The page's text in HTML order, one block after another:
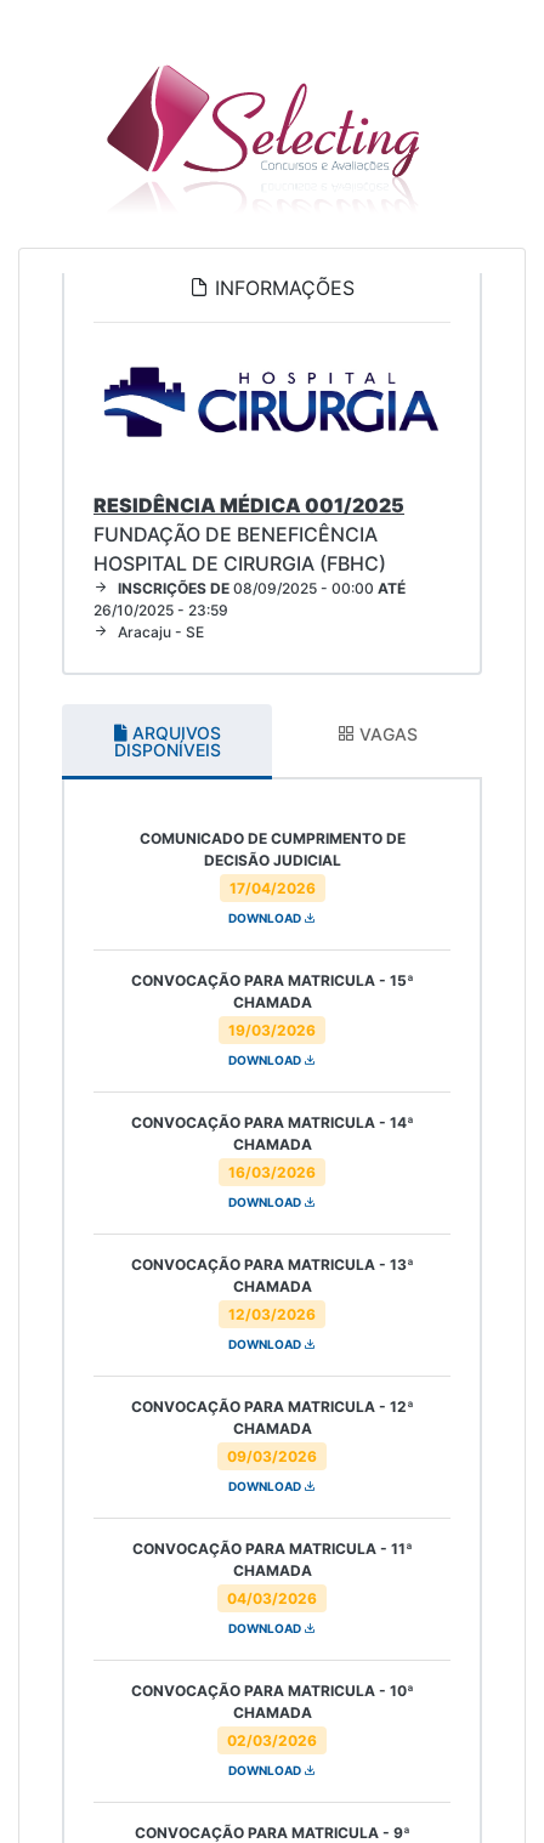
INFORMAÇÕES
RESIDÊNCIA MÉDICA 001/2025
FUNDAÇÃO DE BENEFICÊNCIA
HOSPITAL DE CIRURGIA (FBHC)
INSCRIÇÕES DE 08/09/2025 - 00:00 ATÉ
26/10/2025 - 23:59
Aracaju - SE
ARQUIVOS
DISPONÍVEIS
VAGAS
17/04/2026
COMUNICADO DE CUMPRIMENTO DE
DECISÃO JUDICIAL
DOWNLOAD
19/03/2026
CONVOCAÇÃO PARA MATRICULA - 15ª
CHAMADA
DOWNLOAD
16/03/2026
CONVOCAÇÃO PARA MATRICULA - 14ª
CHAMADA
DOWNLOAD
12/03/2026
CONVOCAÇÃO PARA MATRICULA - 13ª
CHAMADA
DOWNLOAD
09/03/2026
CONVOCAÇÃO PARA MATRICULA - 12ª
CHAMADA
DOWNLOAD
04/03/2026
CONVOCAÇÃO PARA MATRICULA - 11ª
CHAMADA
DOWNLOAD
02/03/2026
CONVOCAÇÃO PARA MATRICULA - 10ª
CHAMADA
DOWNLOAD
CONVOCAÇÃO PARA MATRICULA - 9ª